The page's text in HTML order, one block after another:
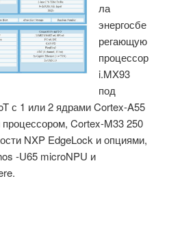
ла
энергосбе
регающую
процессор
i.MX93
под
с 1 или 2 ядрами Cortex-A55
Cortex-M33 250
NXP EdgeLock и опциями,
-U65 microNPU и